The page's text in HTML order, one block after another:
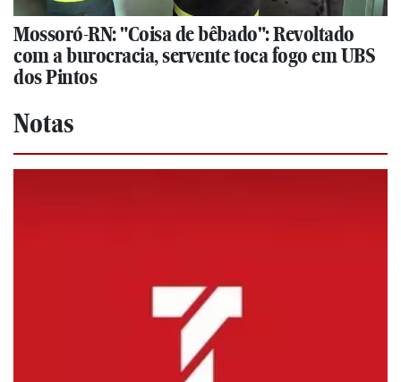
Mossoró-RN: "Coisa de bêbado": Revoltado
com a burocracia, servente toca fogo em UBS
dos Pintos
Notas